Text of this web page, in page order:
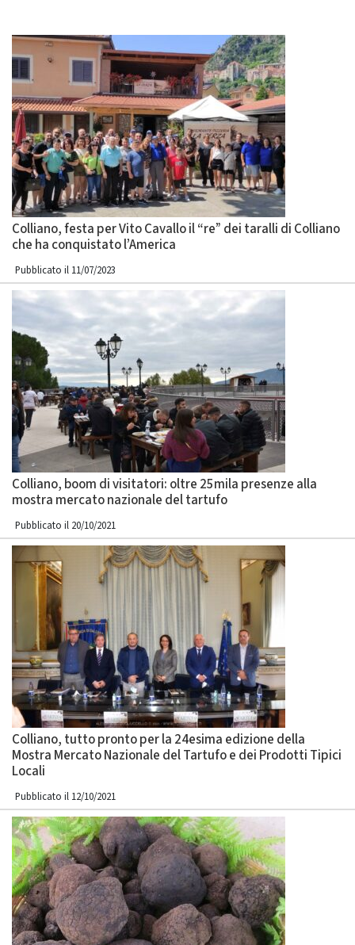
Colliano, festa per Vito Cavallo il “re” dei taralli di Colliano
che ha conquistato l’America
Pubblicato il 11/07/2023
Colliano, boom di visitatori: oltre 25mila presenze alla
mostra mercato nazionale del tartufo
Pubblicato il 20/10/2021
Colliano, tutto pronto per la 24esima edizione della
Mostra Mercato Nazionale del Tartufo e dei Prodotti Tipici
Locali
Pubblicato il 12/10/2021